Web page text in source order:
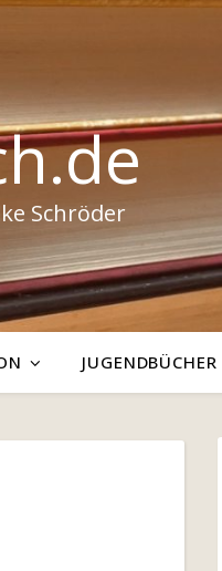
Schröder
JUGENDBÜCHER